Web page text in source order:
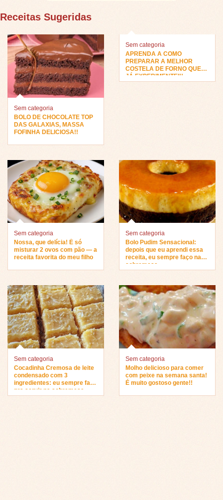
Receitas Sugeridas
Sem categoria
BOLO DE CHOCOLATE TOP
DAS GALAXIAS, MASSA
FOFINHA DELICIOSA!!
Sem categoria
APRENDA A COMO
PREPARAR A MELHOR
COSTELA DE FORNO QUE
JÁ EXPERIMENTEI!!
Sem categoria
Nossa, que delícia! É só
misturar 2 ovos com pão — a
receita favorita do meu filho
Sem categoria
Bolo Pudim Sensacional:
depois que eu aprendi essa
receita, eu sempre faço na
sobremesa…
Sem categoria
Cocadinha Cremosa de leite
condensado com 3
ingredientes: eu sempre faço
pra servir na sobremesa…
Sem categoria
Molho delicioso para comer
com peixe na semana santa!
É muito gostoso gente!!